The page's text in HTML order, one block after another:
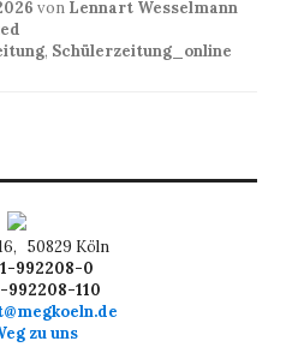
von Lennart Wesselmann
, Schülerzeitung_online
50829 Köln
992208-0
992208-110
zu uns